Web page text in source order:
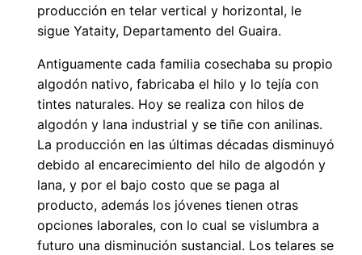
producción en telar vertical y horizontal, le
sigue Yataity, Departamento del Guaira.
Antiguamente cada familia cosechaba su propio
algodón nativo, fabricaba el hilo y lo tejía con
tintes naturales. Hoy se realiza con hilos de
algodón y lana industrial y se tiñe con anilinas.
La producción en las últimas décadas disminuyó
debido al encarecimiento del hilo de algodón y
lana, y por el bajo costo que se paga al
producto, además los jóvenes tienen otras
opciones laborales, con lo cual se vislumbra a
futuro una disminución sustancial. Los telares se